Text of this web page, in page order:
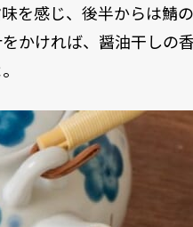
を感じ、後半からは鯖
かければ、醤油干しの